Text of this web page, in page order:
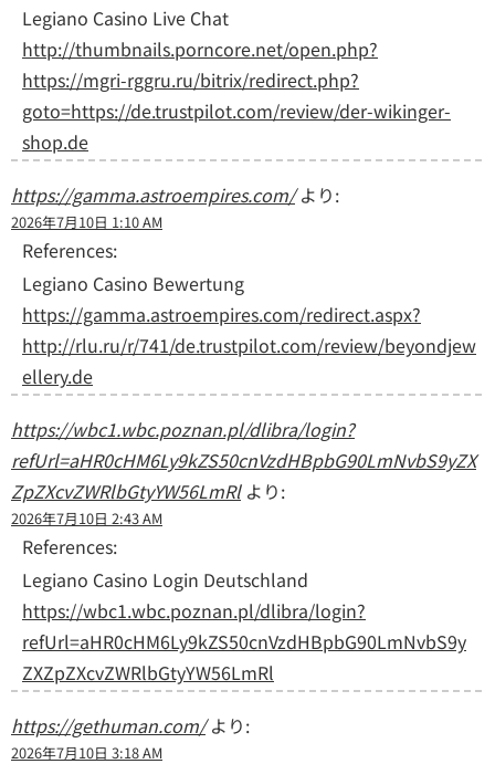
Legiano Casino Live Chat
http://thumbnails.porncore.net/open.php?
https://mgri-rggru.ru/bitrix/redirect.php?
goto=https://de.trustpilot.com/review/der-wikinger-
shop.de
https://gamma.astroempires.com/ より:
2026年7月10日 1:10 AM
References:
Legiano Casino Bewertung
https://gamma.astroempires.com/redirect.aspx?
http://rlu.ru/r/741/de.trustpilot.com/review/beyondjew
ellery.de
https://wbc1.wbc.poznan.pl/dlibra/login?
refUrl=aHR0cHM6Ly9kZS50cnVzdHBpbG90LmNvbS9yZX
ZpZXcvZWRlbGtyYW56LmRl より:
2026年7月10日 2:43 AM
References:
Legiano Casino Login Deutschland
https://wbc1.wbc.poznan.pl/dlibra/login?
refUrl=aHR0cHM6Ly9kZS50cnVzdHBpbG90LmNvbS9y
ZXZpZXcvZWRlbGtyYW56LmRl
https://gethuman.com/ より:
2026年7月10日 3:18 AM